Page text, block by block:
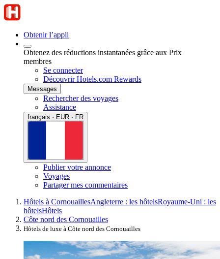
Obtenir l’appli
Obtenez des réductions instantanées grâce aux Prix
membres
Se connecter
Découvrir Hotels.com Rewards
Messages
Rechercher des voyages
Assistance
français · EUR · FR
Publier votre annonce
Voyages
Partager mes commentaires
Hôtels à CornouaillesAngleterre : les hôtelsRoyaume-Uni : les
hôtelsHôtels
Côte nord des Cornouailles
Hôtels de luxe à Côte nord des Cornouailles